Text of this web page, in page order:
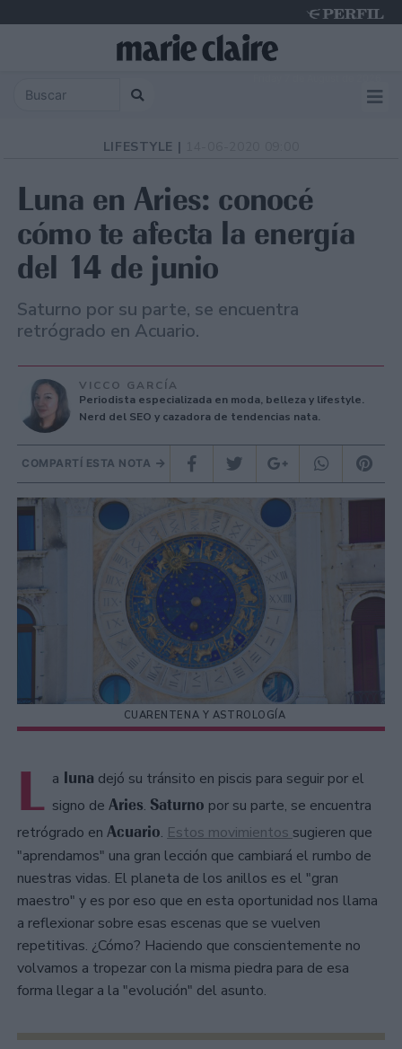
LIFESTYLE |
Luna en Aries: conocé
cómo te afecta la energía
del 14 de junio
Saturno por su parte, se encuentra
retrógrado en Acuario.
VICCO GARCÍA
Periodista especializada en moda, belleza y lifestyle.
Nerd del SEO y cazadora de tendencias nata.
COMPARTÍ ESTA NOTA
CUARENTENA Y ASTROLOGÍA
L a luna dejó su tránsito en piscis para seguir por el
signo de Aries. Saturno por su parte, se encuentra
retrógrado en Acuario. Estos movimientos sugieren que
"aprendamos" una gran lección que cambiará el rumbo de
nuestras vidas. El planeta de los anillos es el "gran
maestro" y es por eso que en esta oportunidad nos llama
a reflexionar sobre esas escenas que se vuelven
repetitivas. ¿Cómo? Haciendo que conscientemente no
volvamos a tropezar con la misma piedra para de esa
forma llegar a la "evolución" del asunto.